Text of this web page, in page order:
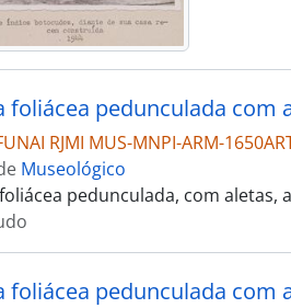
foliácea pedunculada com
RJMI MUS-MNPI-ARM-
Museológico
pedunculada, com
foliácea pedunculada com